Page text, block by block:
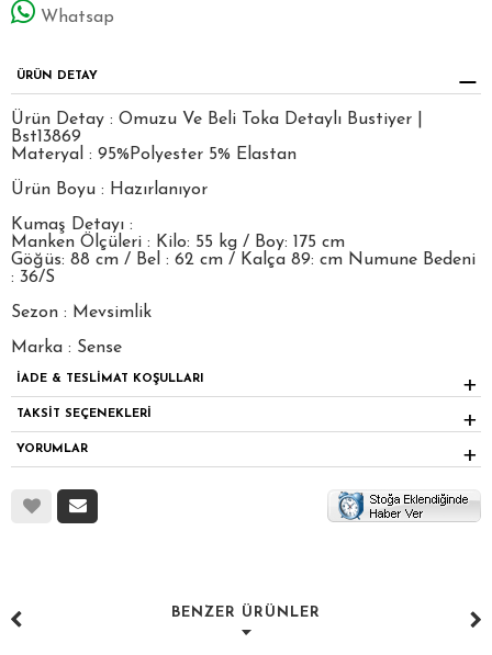
Whatsap
ÜRÜN DETAY
Ürün Detay : Omuzu Ve Beli Toka Detaylı Bustiyer |
Bst13869
Materyal : 95%Polyester 5% Elastan
Ürün Boyu : Hazırlanıyor
Kumaş Detayı :
Manken Ölçüleri : Kilo: 55 kg / Boy: 175 cm
Göğüs: 88 cm / Bel : 62 cm / Kalça 89: cm Numune Bedeni
: 36/S
Sezon : Mevsimlik
Marka : Sense
İADE & TESLİMAT KOŞULLARI
TAKSİT SEÇENEKLERİ
YORUMLAR
BENZER ÜRÜNLER